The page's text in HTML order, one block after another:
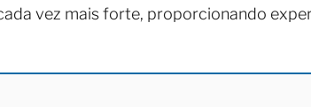
vez mais forte, proporcionando